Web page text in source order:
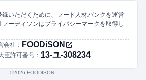
録いただくために、フード人材バンクを運営
ーディソンはプライバシーマークを取得し
会社： FOODiSON
臣許可番号： 13-ユ-308234
©︎2026 FOODISON